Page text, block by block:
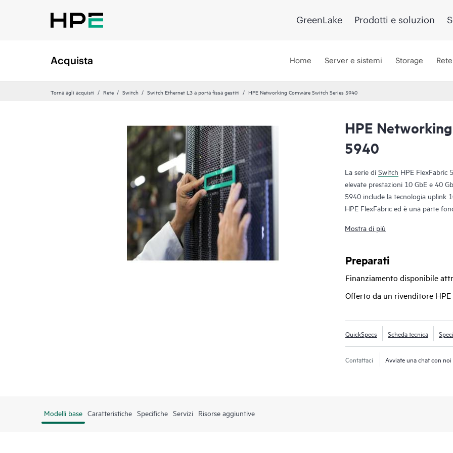
GreenLake Prodotti e soluzion
Acquista Home Server e sistemi Storage Rete
Torna agli acquisti Rete Switch Switch Ethernet L3 a porta fissa gestiti HPE Networking Comware Switch Series 5940
HPE
5940
La serie di Switch HPE FlexFabric
elevate prestazioni 10 GbE e 40
5940 include la tecnologia uplink
HPE FlexFabric ed è una parte
livello di accesso del server di
prestazioni, convergenza di
Mostra di più
Preparati
Finanziamento disponibile
Offerto da un rivenditore HPE
QuickSpecs Scheda tecnica
Contattaci Avviate una chat con noi
Modelli base Caratteristiche Specifiche Servizi Risorse aggiuntive